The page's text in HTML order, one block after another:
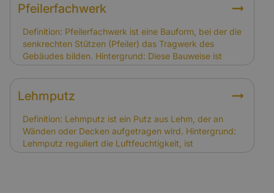
Auflagen beachten. Relevanz für Versicherung: Die
Versicherungsbedarf, da Wiederherstellungen
aufwändiger sind. Versicherer berücksichtigen dies
bei der Kalkulation der Prämien.
Pfeilerfachwerk
Definition: Pfeilerfachwerk ist eine Bauform, bei der die
senkrechten Stützen (Pfeiler) das Tragwerk des
Gebäudes bilden. Hintergrund: Diese Bauweise ist
besonders stabil und findet sich in historischen Bauten
wie Scheunen oder Stadthäusern. Sie erfordert
handwerkliche Spezialkenntnisse. Relevanz für
Versicherung: Pfeilerfachwerk kann die
Sanierungskosten erhöhen, was bei der Kalkulation
der Versicherungssumme berücksichtigt werden
muss.
Lehmputz
Definition: Lehmputz ist ein Putz aus Lehm, der an
Wänden oder Decken aufgetragen wird. Hintergrund:
Lehmputz reguliert die Luftfeuchtigkeit, ist
diffusionsoffen und trägt zu einem gesunden